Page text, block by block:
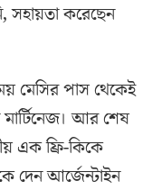
সহায়তা করেছেন
মেসির পাস থেকেই
আর শেষ
এক ফ্রি-কিকে
দেন আর্জেন্টাইন